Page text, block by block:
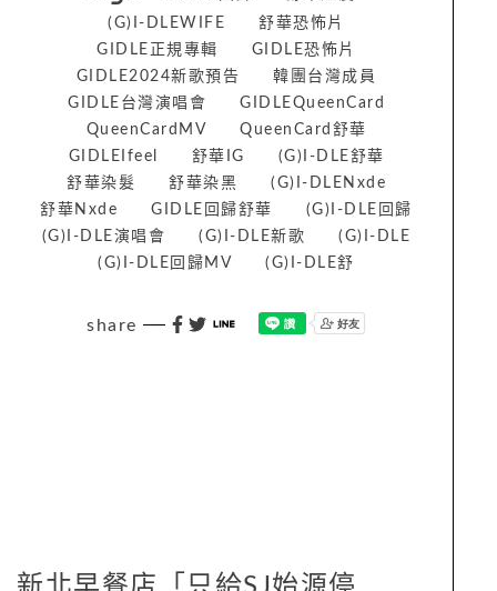
(G)I-DLEWIFE
舒華恐怖片
GIDLE正規專輯
GIDLE恐怖片
GIDLE2024新歌預告
韓團台灣成員
GIDLE台灣演唱會
GIDLEQueenCard
QueenCardMV
QueenCard舒華
GIDLEIfeel
舒華IG
(G)I-DLE舒華
舒華染髮
舒華染黑
(G)I-DLENxde
舒華Nxde
GIDLE回歸舒華
(G)I-DLE回歸
(G)I-DLE演唱會
(G)I-DLE新歌
(G)I-DLE
(G)I-DLE回歸MV
(G)I-DLE舒
share